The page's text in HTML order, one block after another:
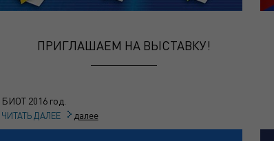
ПРИГЛАШАЕМ НА ВЫСТАВКУ!
БИОТ 2016 год.
ЧИТАТЬ ДАЛЕЕ далее